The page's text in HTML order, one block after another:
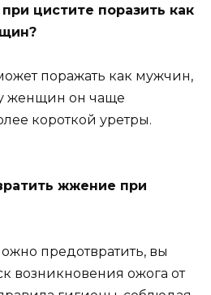
цистите поразить как
поражать как мужчин,
женщин он чаще
короткой уретры.
жжение при
предотвратить, вы
возникновения ожога от